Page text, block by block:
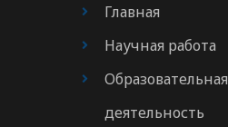
Главная
Научная работа
Образовательная
деятельность